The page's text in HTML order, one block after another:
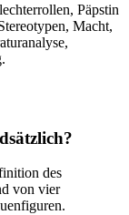
Päpstin
Macht,
des
von vier